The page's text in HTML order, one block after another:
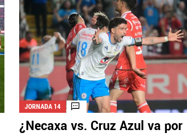
JORNADA 14
¿Necaxa vs. Cruz Azul va por